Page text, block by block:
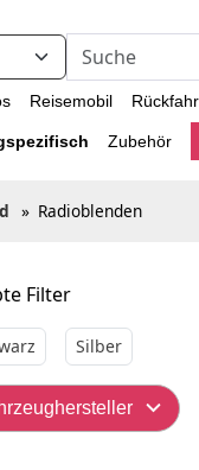
Reisemobil
Zubehör
» Radioblenden
Filter
Silber